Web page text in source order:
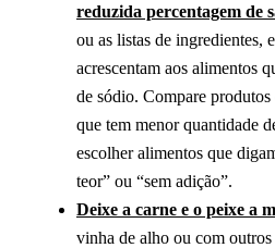
reduzida percentagem de
ou as listas de ingredientes,
acrescentam aos alimentos
de sódio. Compare
que tem menor quantidade
escolher alimentos que
teor” ou “sem adição”.
Deixe a carne e o peixe a
vinha de alho ou com outros